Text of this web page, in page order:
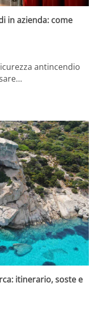
in azienda: come
antincendio
itinerario, soste e